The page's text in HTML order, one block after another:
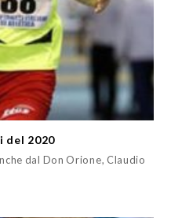
del 2020
dal Don Orione, Claudio